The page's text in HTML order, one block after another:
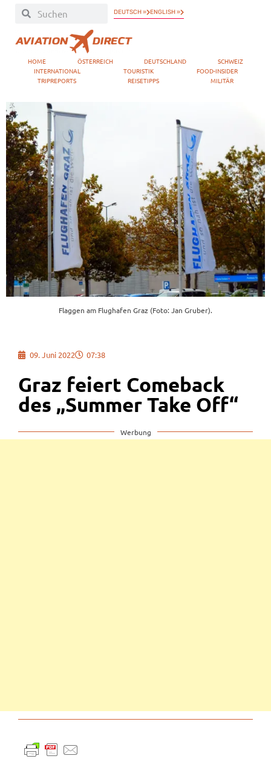
DEUTSCH » ENGLISH »
HOME ÖSTERREICH DEUTSCHLAND
SCHWEIZ
INTERNATIONAL
TOURISTIK
FOOD-INSIDER
TRIPREPORTS
REISETIPPS MILITÄR
Flaggen am Flughafen Graz (Foto: Jan Gruber).
09. Juni 2022 07:38
Graz feiert Comeback
des „Summer Take Off“
Werbung